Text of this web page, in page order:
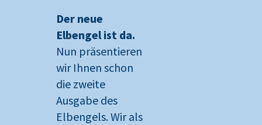
Der neue
Elbengel ist da.
Nun präsentieren
wir Ihnen schon
die zweite
Ausgabe des
Elbengels. Wir als